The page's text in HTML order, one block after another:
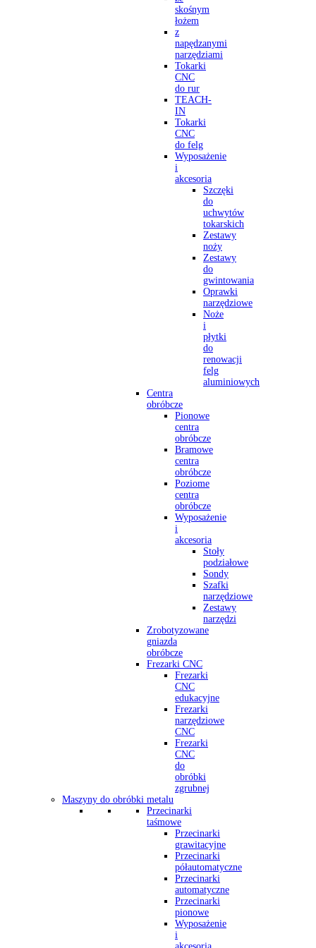
skośnym
łożem
z
napędzanymi
narzędziami
Tokarki
CNC
do rur
TEACH-
IN
Tokarki
CNC
do felg
Wyposażenie
i
akcesoria
Szczęki
do
uchwytów
tokarskich
Zestawy
noży
Zestawy
do
gwintowania
Oprawki
narzędziowe
Noże
i
płytki
do
renowacji
felg
aluminiowych
Centra
obróbcze
Pionowe
centra
obróbcze
Bramowe
centra
obróbcze
Poziome
centra
obróbcze
Wyposażenie
i
akcesoria
Stoły
podziałowe
Sondy
Szafki
narzędziowe
Zestawy
narzędzi
Zrobotyzowane
gniazda
obróbcze
Frezarki CNC
Frezarki
CNC
edukacyjne
Frezarki
narzędziowe
CNC
Frezarki
CNC
do
obróbki
zgrubnej
Maszyny do obróbki metalu
Przecinarki
taśmowe
Przecinarki
grawitacyjne
Przecinarki
półautomatyczne
Przecinarki
automatyczne
Przecinarki
pionowe
Wyposażenie
i